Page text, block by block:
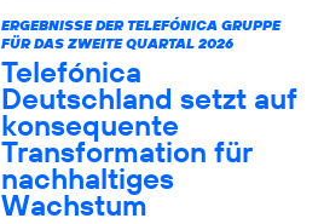
ERGEBNISSE DER TELEFÓNICA GRUPPE
FÜR DAS ZWEITE QUARTAL 2026
Telefónica
Deutschland setzt auf
konsequente
Transformation für
nachhaltiges
Wachstum